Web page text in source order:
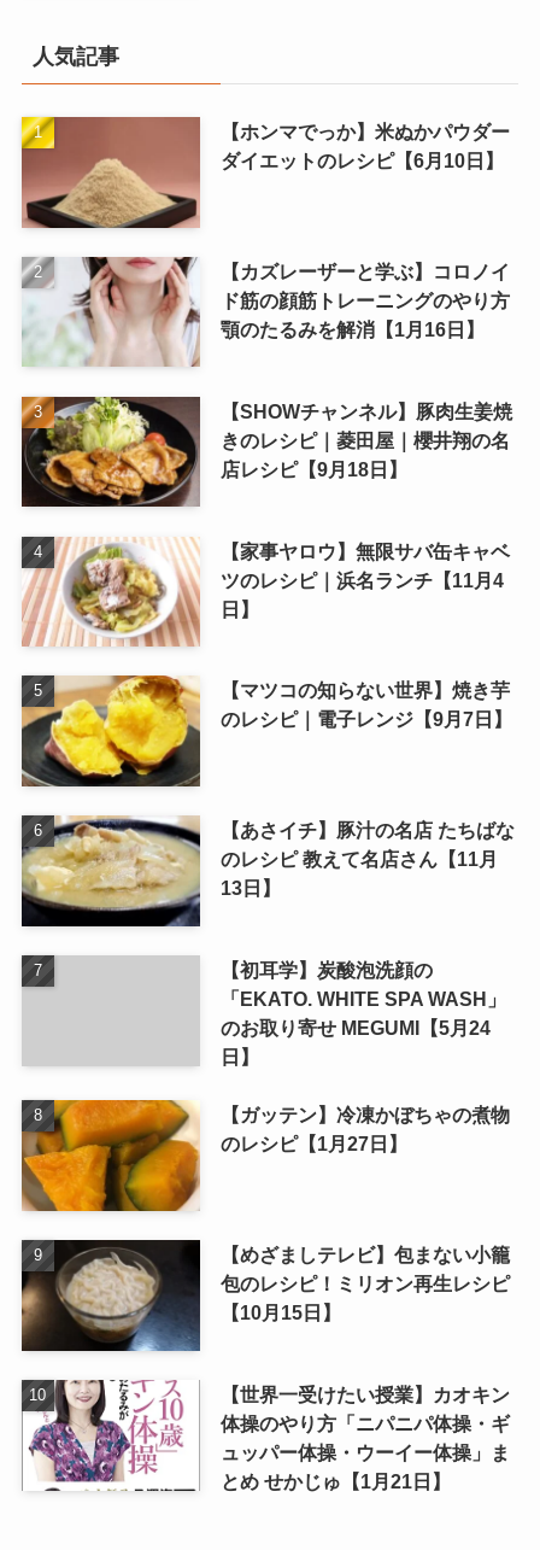
人気記事
【ホンマでっか】米ぬかパウダー
ダイエットのレシピ【6月10日】
【カズレーザーと学ぶ】コロノイ
ド筋の顔筋トレーニングのやり方
顎のたるみを解消【1月16日】
【SHOWチャンネル】豚肉生姜焼
きのレシピ｜菱田屋｜櫻井翔の名
店レシピ【9月18日】
【家事ヤロウ】無限サバ缶キャベ
ツのレシピ｜浜名ランチ【11月4
日】
【マツコの知らない世界】焼き芋
のレシピ｜電子レンジ【9月7日】
【あさイチ】豚汁の名店 たちばな
のレシピ 教えて名店さん【11月
13日】
【初耳学】炭酸泡洗顔の
「EKATO. WHITE SPA WASH」
のお取り寄せ MEGUMI【5月24
日】
【ガッテン】冷凍かぼちゃの煮物
のレシピ【1月27日】
【めざましテレビ】包まない小籠
包のレシピ！ミリオン再生レシピ
【10月15日】
【世界一受けたい授業】カオキン
体操のやり方「ニパニパ体操・ギ
ュッパー体操・ウーイー体操」ま
とめ せかじゅ【1月21日】